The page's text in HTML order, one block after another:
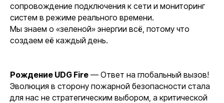
сопровождение подключения к сети и мониторинг
систем в режиме реального времени.
Мы знаем о «зеленой» энергии всё, потому что
создаем её каждый день.
Рождение UDG Fire — Ответ на глобальный вызов!
Эволюция в сторону пожарной безопасности стала
для нас не стратегическим выбором, а критической